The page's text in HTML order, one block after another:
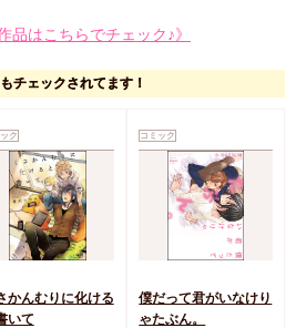
品はこちらでチェック♪》
チェックされてます！
ク
かんむりに化ける
いて
コミック
僕だって君がいなけり
ゃたぶん。